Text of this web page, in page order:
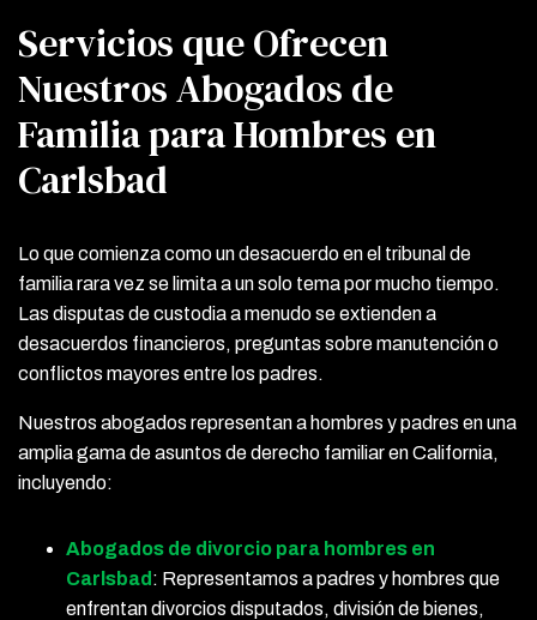
Servicios que Ofrecen
Nuestros Abogados de
Familia para Hombres en
Carlsbad
Lo que comienza como un desacuerdo en el tribunal de
familia rara vez se limita a un solo tema por mucho tiempo.
Las disputas de custodia a menudo se extienden a
desacuerdos financieros, preguntas sobre manutención o
conflictos mayores entre los padres.
Nuestros abogados representan a hombres y padres en una
amplia gama de asuntos de derecho familiar en California,
incluyendo:
Abogados de divorcio para hombres en
Carlsbad : Representamos a padres y hombres que
enfrentan divorcios disputados, división de bienes,